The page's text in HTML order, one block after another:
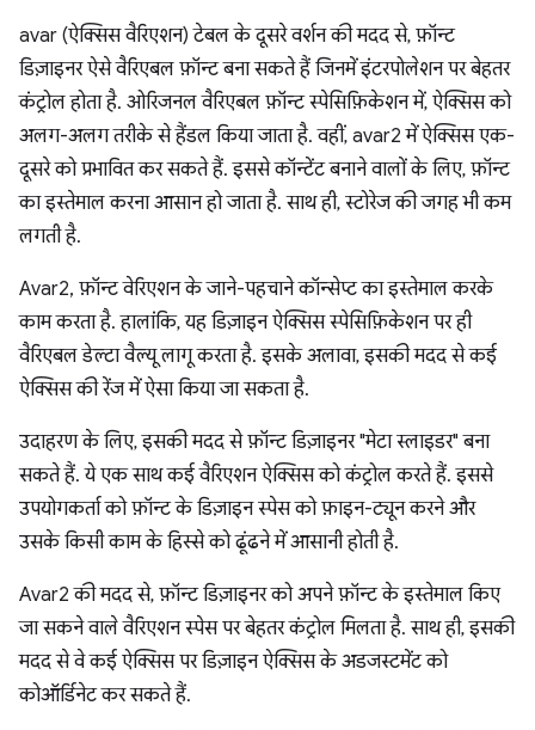
avar (ऐक्सिस वैरिएशन) टेबल के दूसरे वर्शन की मदद से, फ़ॉन्ट
डिज़ाइनर ऐसे वैरिएबल फ़ॉन्ट बना सकते हैं जिनमें इंटरपोलेशन पर बेहतर
कंट्रोल होता है. ओरिजनल वैरिएबल फ़ॉन्ट स्पेसिफ़िकेशन में, ऐक्सिस को
अलग-अलग तरीके से हैंडल किया जाता है. वहीं, avar2 में ऐक्सिस एक-
दूसरे को प्रभावित कर सकते हैं. इससे कॉन्टेंट बनाने वालों के लिए, फ़ॉन्ट
का इस्तेमाल करना आसान हो जाता है. साथ ही, स्टोरेज की जगह भी कम
लगती है.
Avar2, फ़ॉन्ट वेरिएशन के जाने-पहचाने कॉन्सेप्ट का इस्तेमाल करके
काम करता है. हालांकि, यह डिज़ाइन ऐक्सिस स्पेसिफ़िकेशन पर ही
वैरिएबल डेल्टा वैल्यू लागू करता है. इसके अलावा, इसकी मदद से कई
ऐक्सिस की रेंज में ऐसा किया जा सकता है.
उदाहरण के लिए, इसकी मदद से फ़ॉन्ट डिज़ाइनर "मेटा स्लाइडर" बना
सकते हैं. ये एक साथ कई वैरिएशन ऐक्सिस को कंट्रोल करते हैं. इससे
उपयोगकर्ता को फ़ॉन्ट के डिज़ाइन स्पेस को फ़ाइन-ट्यून करने और
उसके किसी काम के हिस्से को ढूंढने में आसानी होती है.
Avar2 की मदद से, फ़ॉन्ट डिज़ाइनर को अपने फ़ॉन्ट के इस्तेमाल किए
जा सकने वाले वैरिएशन स्पेस पर बेहतर कंट्रोल मिलता है. साथ ही, इसकी
मदद से वे कई ऐक्सिस पर डिज़ाइन ऐक्सिस के अडजस्टमेंट को
कोऑर्डिनेट कर सकते हैं.